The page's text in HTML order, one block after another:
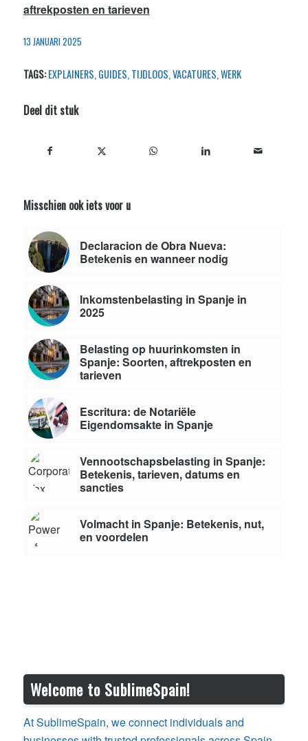
aftrekposten en tarieven
13 JANUARI 2025
TAGS: EXPLAINERS,GUIDES,TIJDLOOS,VACATURES,WERK
Deel dit stuk
Misschien ook iets voor u
Declaracion de Obra Nueva:
Betekenis en wanneer nodig
Inkomstenbelasting in Spanje in
2025
Belasting op huurinkomsten in
Spanje: Soorten, aftrekposten en
tarieven
Escritura: de Notariële
Eigendomsakte in Spanje
Vennootschapsbelasting in Spanje:
Betekenis, tarieven, datums en
sancties
Volmacht in Spanje: Betekenis, nut,
en voordelen
Welcome to SublimeSpain!
At SublimeSpain, we connect individuals and